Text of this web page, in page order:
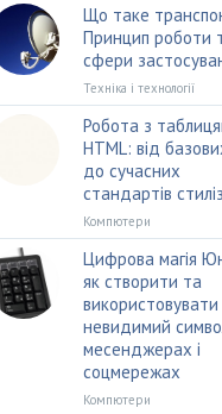
Що таке
Принцип роботи
сфери
Техніка і технології
Робота з
HTML: від
до сучасних
стандартів
Компютери
Цифрова магія
як створити та
використовувати
невидимий
месенджерах і
соцмережах
Компютери